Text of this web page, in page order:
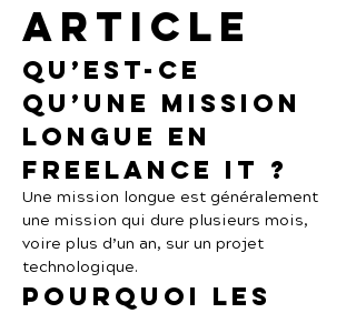
article
Qu’est-ce
qu’une mission
longue en
freelance IT ?
Une mission longue est généralement
une mission qui dure plusieurs mois,
voire plus d’un an, sur un projet
technologique.
Pourquoi les